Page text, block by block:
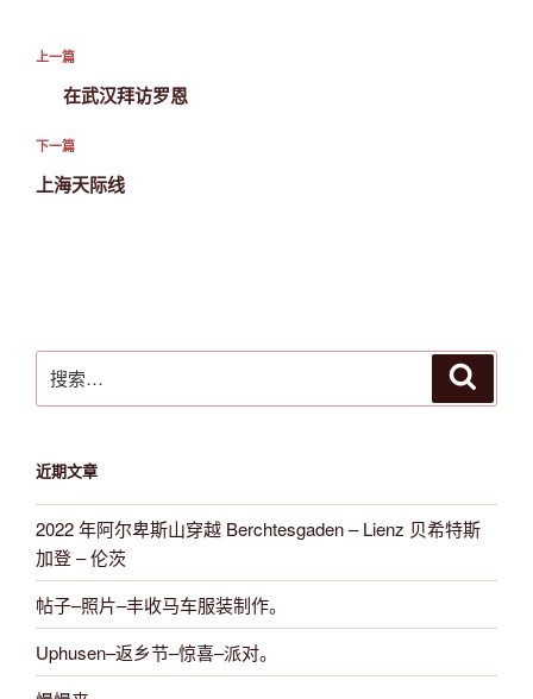
文
航
上
文
章
上一篇
在武汉拜访罗恩
下
一
下一篇
上海天际线
索：
近期文章
2022 年阿尔卑斯山穿越 Berchtesgaden – Lienz 贝希特斯
加登 – 伦茨
帖子–照片–丰收马车服装制作。
Uphusen–返乡节–惊喜–派对。